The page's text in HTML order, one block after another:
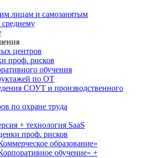
лицам и самозанятым
центров
проф. рисков
обучения
по ОТ
СОУТ и производственного
по охране труда
+ технология SaaS
проф. рисков
образование»
обучение» +